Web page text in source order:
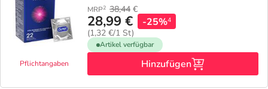
Pflichtangaben
MRP2 38,44 €
28,99 €
(1,32 €/1 St)
-25%4
Artikel verfügbar
Hinzufügen